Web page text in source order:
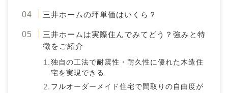
三井ホームの坪単価はいくら？
三井ホームは実際住んでみてどう？強みと特
徴をご紹介
独自の工法で耐震性・耐久性に優れた木造住
宅を実現できる
フルオーダーメイド住宅で間取りの自由度が